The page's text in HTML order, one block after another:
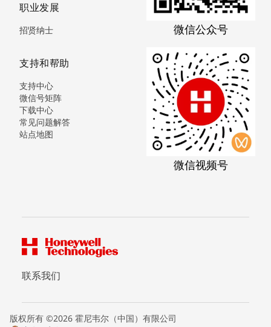
职业发展
招贤纳士
支持和帮助
支持中心
微信号矩阵
下载中心
常见问题解答
站点地图
微信公众号
微信视频号
联系我们
版权所有 ©2026 霍尼韦尔（中国）有限公司